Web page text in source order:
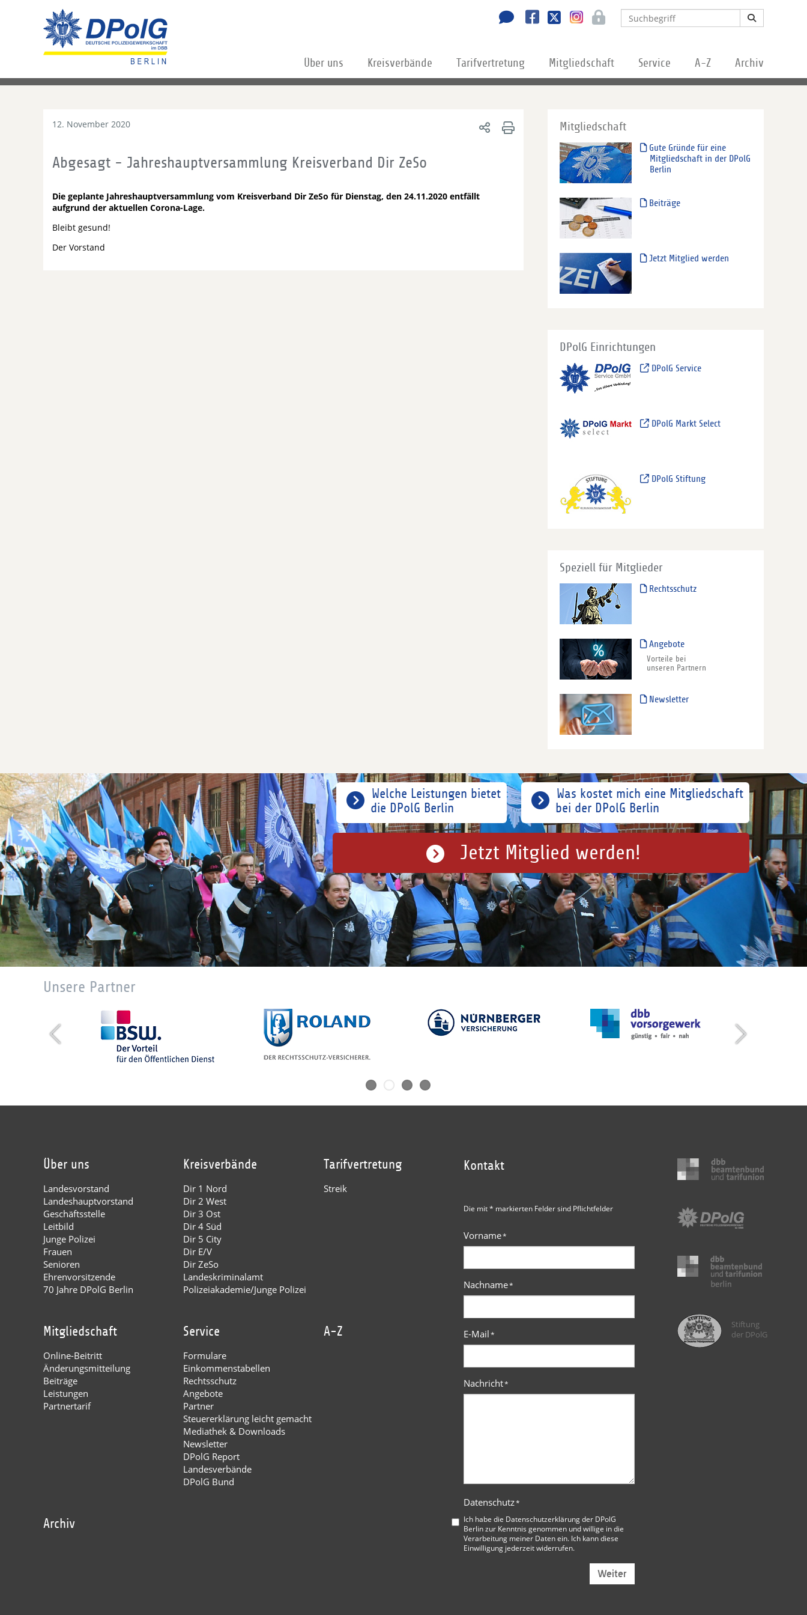
Über uns Kreisverbände Tarifvertretung Mitgliedschaft Service A-Z Archiv
12. November 2020
Abgesagt - Jahreshauptversammlung Kreisverband Dir ZeSo
Die geplante Jahreshauptversammlung vom Kreisverband Dir ZeSo für Dienstag, den 24.11.2020 entfällt
aufgrund der aktuellen Corona-Lage.
Bleibt gesund!
Der Vorstand
Mitgliedschaft
Gute Gründe für eine
Mitgliedschaft in der DPolG
Berlin
Beiträge
Jetzt Mitglied werden
DPolG Einrichtungen
DPolG Service
DPolG Markt Select
DPolG Stiftung
Speziell für Mitglieder
Rechtsschutz
Angebote
Vorteile bei
unseren Partnern
Newsletter
Was kostet mich eine Mitgliedschaft
bei der DPolG Berlin
Welche Leistungen bietet
die DPolG Berlin
Jetzt Mitglied werden!
Unsere Partner
Über uns
Landesvorstand
Landeshauptvorstand
Geschäftsstelle
Leitbild
Junge Polizei
Frauen
Senioren
Ehrenvorsitzende
70 Jahre DPolG Berlin
Kreisverbände
Dir 1 Nord
Dir 2 West
Dir 3 Ost
Dir 4 Süd
Dir 5 City
Dir E/V
Dir ZeSo
Landeskriminalamt
Polizeiakademie/Junge Polizei
Tarifvertretung
Streik
Mitgliedschaft
Online-Beitritt
Änderungsmitteilung
Beiträge
Leistungen
Partnertarif
Service
Formulare
Einkommenstabellen
Rechtsschutz
Angebote
Partner
Steuererklärung leicht gemacht
Mediathek & Downloads
Newsletter
DPolG Report
Landesverbände
DPolG Bund
A-Z
Archiv
Kontakt
Die mit * markierten Felder sind Pflichtfelder
Vorname*
Nachname*
E-Mail*
Nachricht*
Datenschutz*
Ich habe die Datenschutzerklärung der DPolG
Berlinzur Kenntnis genommen und willige in die
Verarbeitung meiner Daten ein. Ich kann diese
Einwilligung jederzeit widerrufen.
Weiter
Stiftung
der DPolG